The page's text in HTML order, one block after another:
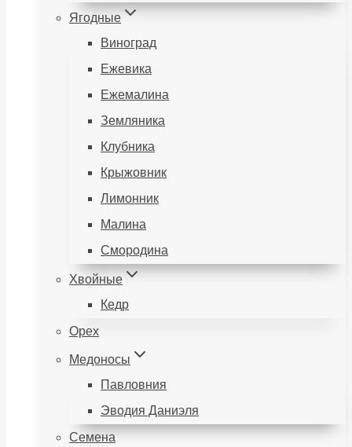
Ягодные
Виноград
Ежевика
Ежемалина
Земляника
Клубника
Крыжовник
Лимонник
Малина
Смородина
Хвойные
Кедр
Орех
Медоносы
Павловния
Эводия Даниэля
Семена